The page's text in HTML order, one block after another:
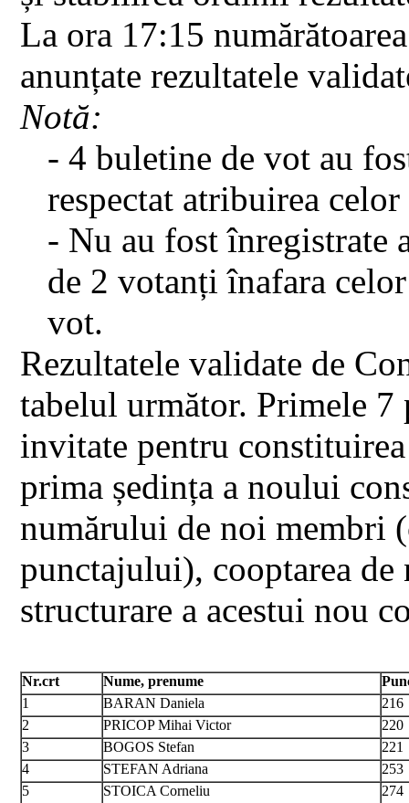
La ora 17:15
anunțate rezultatele
Notă:
- 4 buletine de vot au
respectat atribuirea
- Nu au fost înregistrate
de 2 votanți înafara
vot.
Rezultatele validate de
tabelul următor. Primele 7
invitate pentru
prima ședința a noului
numărului de noi membri
punctajului), cooptarea
structurare a acestui nou
Nr.crt Nume, prenume
1
BARAN Daniela
216
2
PRICOP Mihai Victor
220
3
BOGOS Stefan
221
4
STEFAN Adriana
253
5
STOICA Corneliu 274